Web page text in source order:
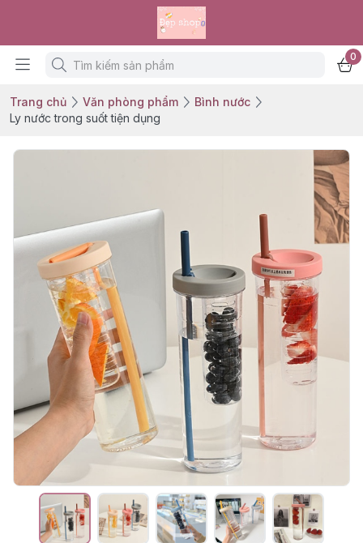
0
Trang chủ Văn phòng phẩm
Bình nước
Ly nước trong suốt tiện dụng